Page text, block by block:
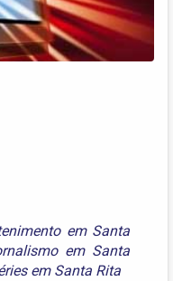
em Santa
em Santa
em Santa Rita